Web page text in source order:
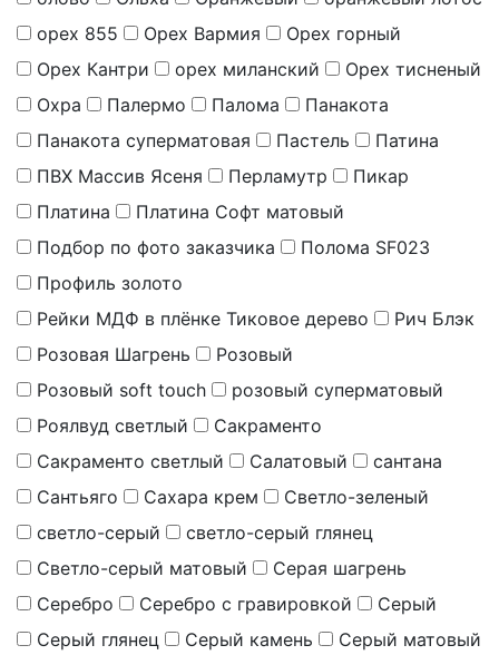
орех 855
Орех Вармия
Орех горный
Орех Кантри
орех миланский
Орех тисненый
Охра
Палермо Палома
Панакота
Панакота суперматовая
Пастель
Патина
ПВХ Массив Ясеня
Перламутр
Пикар
Платина
Платина Софт матовый
Подбор по фото заказчика
Полома SF023
Профиль золото
Рейки МДФ в плёнке Тиковое дерево
Рич Блэк
Розовая Шагрень
Розовый
Розовый soft touch
розовый суперматовый
Роялвуд светлый
Сакраменто
Сакраменто светлый
Салатовый
сантана
Сантьяго
Сахара крем
Светло-зеленый
светло-серый
светло-серый глянец
Светло-серый матовый
Серая шагрень
Серебро
Серебро с гравировкой
Серый
Серый глянец
Серый камень
Серый матовый